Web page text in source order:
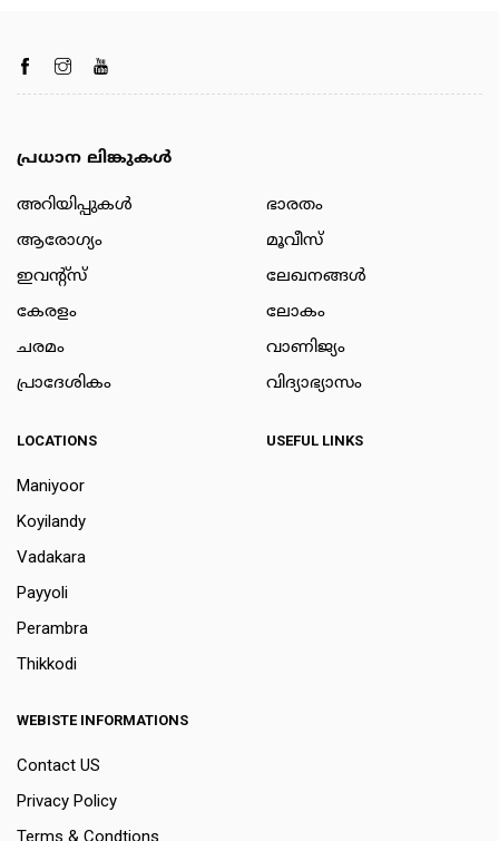
പ്രധാന ലിങ്കുകൾ
അറിയിപ്പുകള്‍
ആരോഗ്യം
ഇവന്റ്സ്
കേരളം
ചരമം
പ്രാദേശികം
ഭാരതം
മൂവീസ്
ലേഖനങ്ങള്‍
ലോകം
വാണിജ്യം
വിദ്യാഭ്യാസം
LOCATIONS
Maniyoor
Koyilandy
Vadakara
Payyoli
Perambra
Thikkodi
USEFUL LINKS
WEBISTE INFORMATIONS
Contact US
Privacy Policy
Terms & Condtions